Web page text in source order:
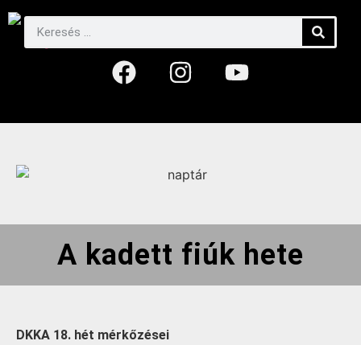
A kadett fiúk hete
DKKA 18. hét mérkőzései